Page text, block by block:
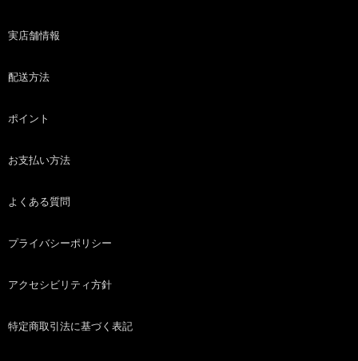
実店舗情報
配送方法
ポイント
お支払い方法
よくある質問
プライバシーポリシー
アクセシビリティ方針
特定商取引法に基づく表記